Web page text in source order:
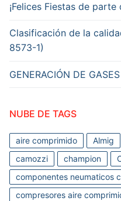
¡Felices Fiestas de
Clasificación de la
8573-1)
GENERACIÓN DE
NUBE DE TAGS
aire comprimido Almig
camozzi
champion
componentes neumaticos
compresores aire